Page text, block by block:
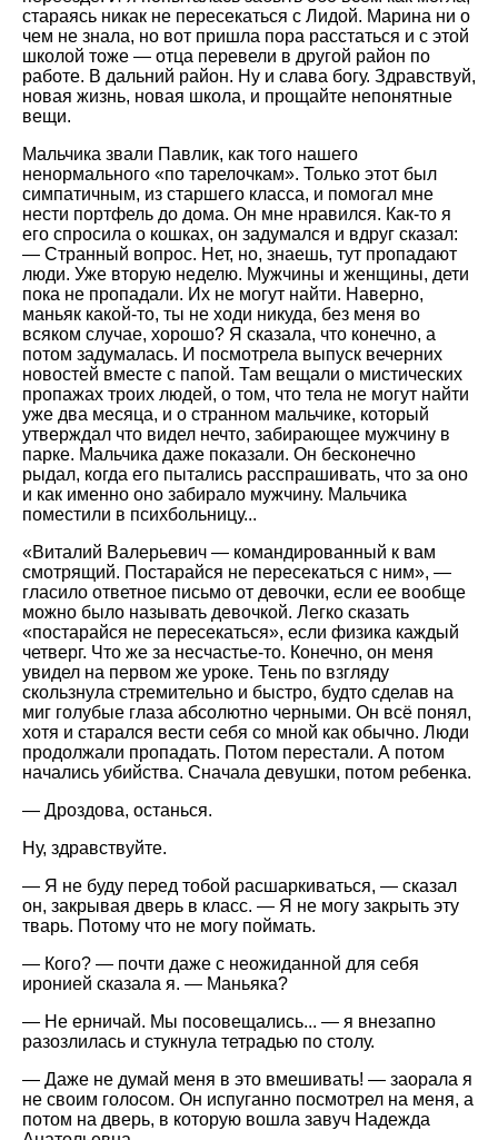
стараясь никак не пересекаться с Лидой. Марина ни о
чем не знала, но вот пришла пора расстаться и с этой
школой тоже — отца перевели в другой район по
работе. В дальний район. Ну и слава богу. Здравствуй,
новая жизнь, новая школа, и прощайте непонятные
вещи.
Мальчика звали Павлик, как того нашего
ненормального «по тарелочкам». Только этот был
симпатичным, из старшего класса, и помогал мне
нести портфель до дома. Он мне нравился. Как-то я
его спросила о кошках, он задумался и вдруг сказал:
— Странный вопрос. Нет, но, знаешь, тут пропадают
люди. Уже вторую неделю. Мужчины и женщины, дети
пока не пропадали. Их не могут найти. Наверно,
маньяк какой-то, ты не ходи никуда, без меня во
всяком случае, хорошо? Я сказала, что конечно, а
потом задумалась. И посмотрела выпуск вечерних
новостей вместе с папой. Там вещали о мистических
пропажах троих людей, о том, что тела не могут найти
уже два месяца, и о странном мальчике, который
утверждал что видел нечто, забирающее мужчину в
парке. Мальчика даже показали. Он бесконечно
рыдал, когда его пытались расспрашивать, что за оно
и как именно оно забирало мужчину. Мальчика
поместили в психбольницу...
«Виталий Валерьевич — командированный к вам
смотрящий. Постарайся не пересекаться с ним», —
гласило ответное письмо от девочки, если ее вообще
можно было называть девочкой. Легко сказать
«постарайся не пересекаться», если физика каждый
четверг. Что же за несчастье-то. Конечно, он меня
увидел на первом же уроке. Тень по взгляду
скользнула стремительно и быстро, будто сделав на
миг голубые глаза абсолютно черными. Он всё понял,
хотя и старался вести себя со мной как обычно. Люди
продолжали пропадать. Потом перестали. А потом
начались убийства. Сначала девушки, потом ребенка.
— Дроздова, останься.
Ну, здравствуйте.
— Я не буду перед тобой расшаркиваться, — сказал
он, закрывая дверь в класс. — Я не могу закрыть эту
тварь. Потому что не могу поймать.
— Кого? — почти даже с неожиданной для себя
иронией сказала я. — Маньяка?
— Не ерничай. Мы посовещались... — я внезапно
разозлилась и стукнула тетрадью по столу.
— Даже не думай меня в это вмешивать! — заорала я
не своим голосом. Он испуганно посмотрел на меня, а
потом на дверь, в которую вошла завуч Надежда